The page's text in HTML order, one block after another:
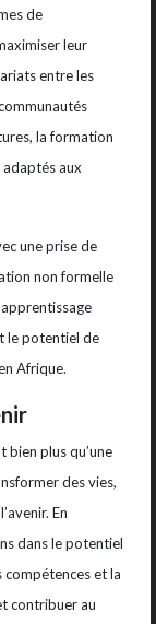
de
leur
entre les
la formation
aux
une prise de
non formelle
le potentiel de
Afrique.
bien plus qu’une
des vies,
En
dans le potentiel
compétences et la
contribuer au